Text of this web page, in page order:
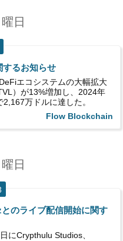
日
するお知らせ
エコシステムの大幅拡大
）が13%増加し、2024年
万ドルに達した。
Flow Blockchain
日
のライブ配信開始に関す
にCrypthulu Studios、